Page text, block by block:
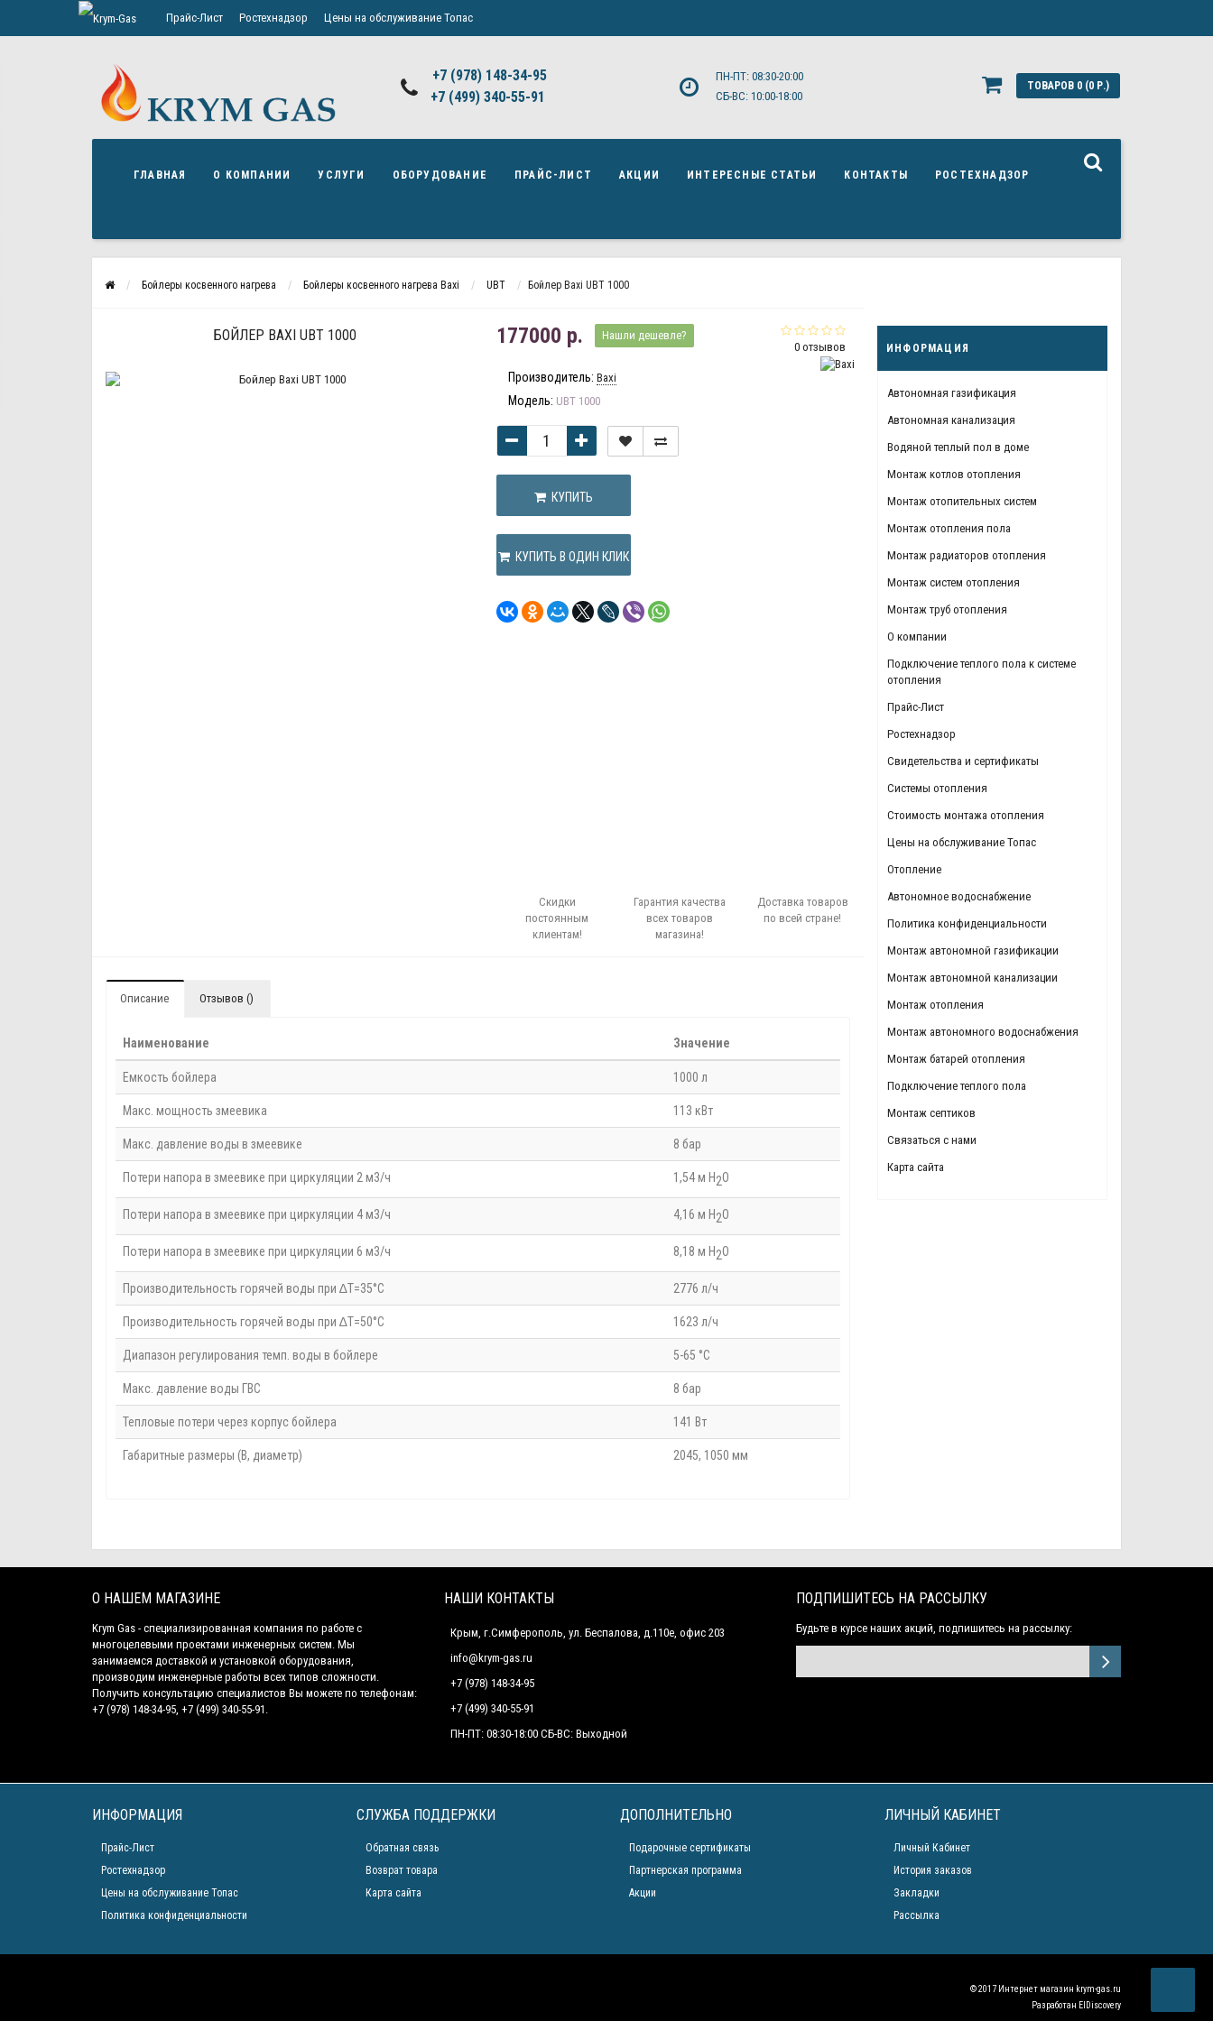
Прайс-Лист Ростехнадзор Цены на обслуживание Топас
+7 (978) 148-34-95
+7 (499) 340-55-91 ​
ПН-ПТ: 08:30-20:00
СБ-ВС: 10:00-18:00
ТОВАРОВ 0 (0 Р.)
ГЛАВНАЯ О КОМПАНИИ УСЛУГИ ОБОРУДОВАНИЕ ПРАЙС-ЛИСТ АКЦИИ ИНТЕРЕСНЫЕ СТАТЬИ КОНТАКТЫ РОСТЕХНАДЗОР
Бойлеры косвенного нагрева Бойлеры косвенного нагрева Baxi UBT Бойлер Baxi UBT 1000
ИНФОРМАЦИЯ
Автономная газификация
Автономная канализация
Водяной теплый пол в доме
Монтаж котлов отопления
Монтаж отопительных систем
Монтаж отопления пола
Монтаж радиаторов отопления
Монтаж систем отопления
Монтаж труб отопления
О компании
Подключение теплого пола к системе
отопления
Прайс-Лист
Ростехнадзор
Свидетельства и сертификаты
Системы отопления
Стоимость монтажа отопления
Цены на обслуживание Топас
Отопление
Автономное водоснабжение
Политика конфиденциальности
Монтаж автономной газификации
Монтаж автономной канализации
Монтаж отопления
Монтаж автономного водоснабжения
Монтаж батарей отопления
Подключение теплого пола
Монтаж септиков
Связаться с нами
Карта сайта
БОЙЛЕР BAXI UBT 1000
0 отзывов
177000 р. Нашли дешевле?
Производитель: Baxi
Модель: UBT 1000
КУПИТЬ
КУПИТЬ В ОДИН КЛИК
Скидки
постоянным
клиентам!
Гарантия качества
всех товаров
магазина!
Доставка товаров
по всей стране!
Описание Отзывов ()
Наименование Значение
Емкость бойлера 1000 л
Макс. мощность змеевика 113 кВт
Макс. давление воды в змеевике 8 бар
Потери напора в змеевике при циркуляции 2 м3/ч 1,54 м H2O
Потери напора в змеевике при циркуляции 4 м3/ч 4,16 м H2O
Потери напора в змеевике при циркуляции 6 м3/ч 8,18 м H2O
Производительность горячей воды при ∆T=35°C 2776 л/ч
Производительность горячей воды при ∆T=50°C 1623 л/ч
Диапазон регулирования темп. воды в бойлере 5-65 °С
Макс. давление воды ГВС 8 бар
Тепловые потери через корпус бойлера 141 Вт
Габаритные размеры (В, диаметр) 2045, 1050 мм
О НАШЕМ МАГАЗИНЕ
Krym Gas - специализированная компания по работе с
многоцелевыми проектами инженерных систем. Мы
занимаемся доставкой и установкой оборудования,
производим инженерные работы всех типов сложности.
Получить консультацию специалистов Вы можете по телефонам:
+7 (978) 148-34-95, +7 (499) 340-55-91.
НАШИ КОНТАКТЫ
Крым, г.Симферополь, ул. Беспалова, д.110е, офис 203
info@krym-gas.ru
+7 (978) 148-34-95
+7 (499) 340-55-91 ​
ПН-ПТ: 08:30-18:00 СБ-ВС: Выходной
ПОДПИШИТЕСЬ НА РАССЫЛКУ
Будьте в курсе наших акций, подпишитесь на рассылку:
ИНФОРМАЦИЯ
Прайс-Лист
Ростехнадзор
Цены на обслуживание Топас
Политика конфиденциальности
СЛУЖБА ПОДДЕРЖКИ
Обратная связь
Возврат товара
Карта сайта
ДОПОЛНИТЕЛЬНО
Подарочные сертификаты
Партнерская программа
Акции
ЛИЧНЫЙ КАБИНЕТ
Личный Кабинет
История заказов
Закладки
Рассылка
© 2017 Интернет магазин krym-gas.ru
Разработан ElDiscovery